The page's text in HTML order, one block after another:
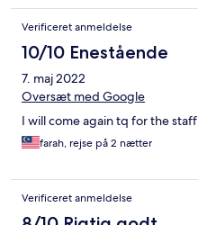
Verificeret anmeldelse
10/10 Enestående
7. maj 2022
Oversæt med Google
I will come again tq for the staff
farah, rejse på 2 nætter
Verificeret anmeldelse